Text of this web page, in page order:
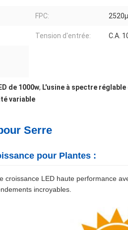
FPC:
Tension d'entrée: C.A.
de 1000w, L'usine à spectre
variable
Serre
pour Plantes :
croissance LED haute performance
incroyables.